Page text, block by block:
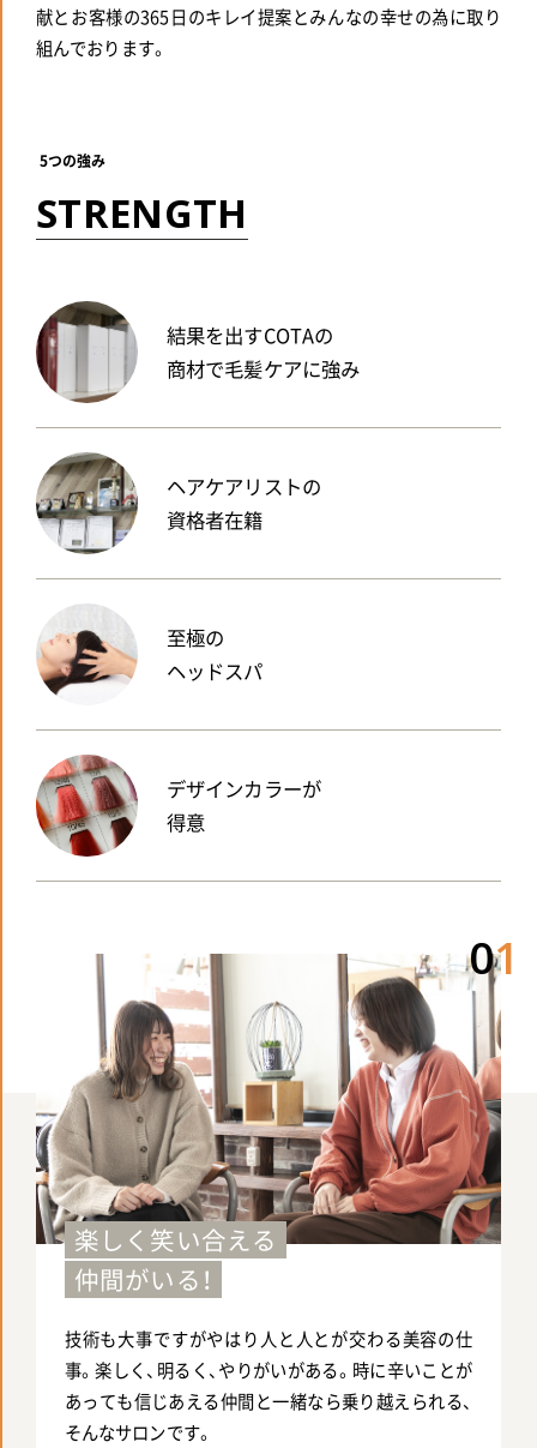
献とお客様の365日のキレイ提案とみんなの幸せの為に取り
組んでおります。
5つの強み
STRENGTH
結果を出すCOTAの
商材で毛髪ケアに強み
ヘアケアリストの
資格者在籍
至極の
ヘッドスパ
デザインカラーが
得意
楽しく笑い合える
仲間がいる！
技術も大事ですがやはり人と人とが交わる美容の仕
事。楽しく、明るく、やりがいがある。時に辛いことが
あっても信じあえる仲間と一緒なら乗り越えられる、
そんなサロンです。
01